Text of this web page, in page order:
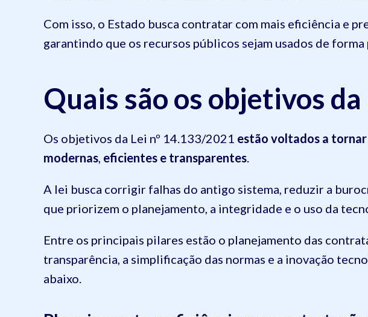
Com isso, o Estado busca contratar com mais eficiência e
garantindo que os recursos públicos sejam usados de
Quais são os objetivos
Os objetivos da Lei nº 14.133/2021 estão voltados a
modernas, eficientes e transparentes.
A lei busca corrigir falhas do antigo sistema, reduzir a
que priorizem o planejamento, a integridade e o uso da
Entre os principais pilares estão o planejamento das
transparência, a simplificação das normas e a inovação
abaixo.